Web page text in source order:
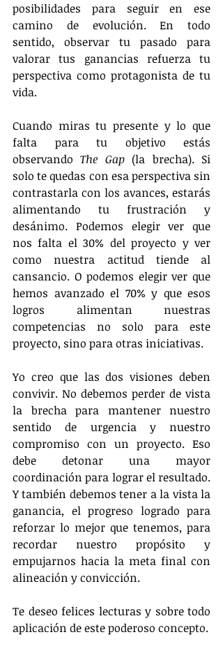
posibilidades para seguir en ese
camino de evolución. En todo
sentido, observar tu pasado para
valorar tus ganancias refuerza tu
perspectiva como protagonista de tu
vida.
Cuando miras tu presente y lo que
falta para tu objetivo estás
observando The Gap (la brecha). Si
solo te quedas con esa perspectiva sin
contrastarla con los avances, estarás
alimentando tu frustración y
desánimo. Podemos elegir ver que
nos falta el 30% del proyecto y ver
como nuestra actitud tiende al
cansancio. O podemos elegir ver que
hemos avanzado el 70% y que esos
logros alimentan nuestras
competencias no solo para este
proyecto, sino para otras iniciativas.
Yo creo que las dos visiones deben
convivir. No debemos perder de vista
la brecha para mantener nuestro
sentido de urgencia y nuestro
compromiso con un proyecto. Eso
debe detonar una mayor
coordinación para lograr el resultado.
Y también debemos tener a la vista la
ganancia, el progreso logrado para
reforzar lo mejor que tenemos, para
recordar nuestro propósito y
empujarnos hacia la meta final con
alineación y convicción.
Te deseo felices lecturas y sobre todo
aplicación de este poderoso concepto.